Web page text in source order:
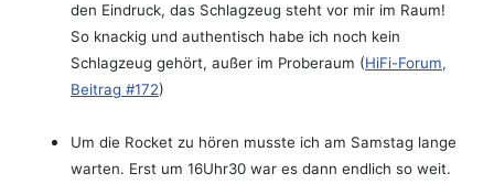
den Eindruck, das Schlagzeug steht vor mir im Raum!
So knackig und authentisch habe ich noch kein
Schlagzeug gehört, außer im Proberaum (HiFi-Forum,
Beitrag #172)
Um die Rocket zu hören musste ich am Samstag lange
warten. Erst um 16Uhr30 war es dann endlich so weit.